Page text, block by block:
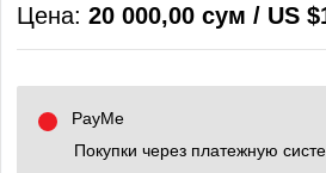
Цена: 20 000,00 сум / US
PayMe
Покупки через платежную